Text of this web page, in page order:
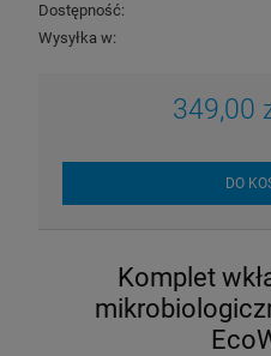
Dostępność:
Wysyłka w:
349,00
DO
Komplet